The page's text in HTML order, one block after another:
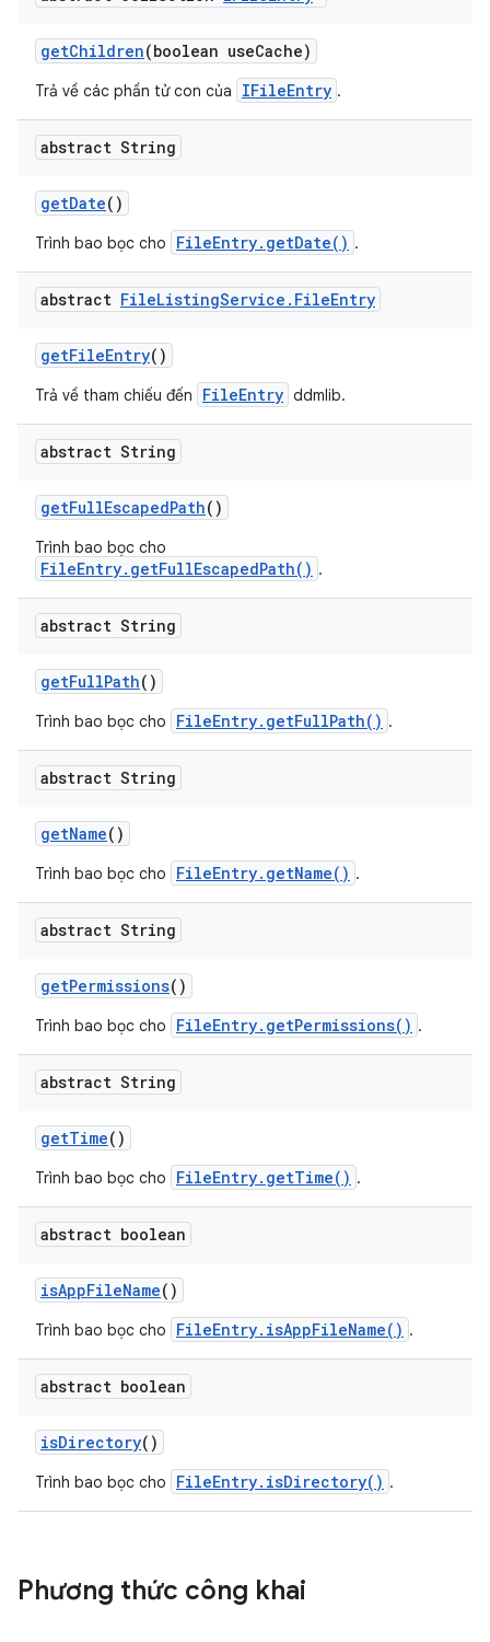
getChildren(boolean useCache)
Trả về các phần tử con của IFileEntry .
abstract String
getDate()
Trình bao bọc cho FileEntry.getDate() .
abstract FileListingService . FileEntry
getFileEntry()
Trả về tham chiếu đến FileEntry ddmlib.
abstract String
getFullEscapedPath()
Trình bao bọc cho
FileEntry.getFullEscapedPath() .
abstract String
getFullPath()
Trình bao bọc cho FileEntry.getFullPath() .
abstract String
getName()
Trình bao bọc cho FileEntry.getName() .
abstract String
getPermissions()
Trình bao bọc cho FileEntry.getPermissions() .
abstract String
getTime()
Trình bao bọc cho FileEntry.getTime() .
abstract boolean
isAppFileName()
Trình bao bọc cho FileEntry.isAppFileName() .
abstract boolean
isDirectory()
Trình bao bọc cho FileEntry.isDirectory() .
Phương thức công khai